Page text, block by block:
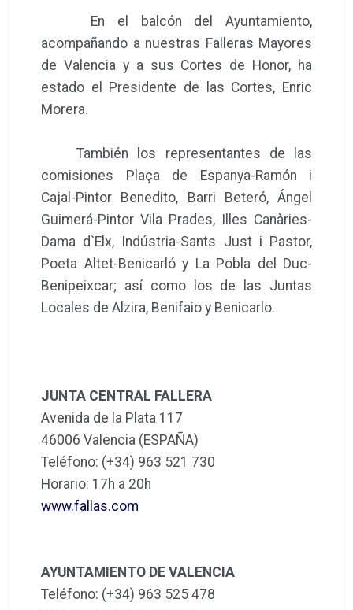
En el balcón del Ayuntamiento,
acompañando a nuestras Falleras Mayores
de Valencia y a sus Cortes de Honor, ha
estado el Presidente de las Cortes, Enric
Morera.
También los representantes de las
comisiones Plaça de Espanya-Ramón i
Cajal-Pintor Benedito, Barri Beteró, Ángel
Guimerá-Pintor Vila Prades, Illes Canàries-
Dama d`Elx, Indústria-Sants Just i Pastor,
Poeta Altet-Benicarló y La Pobla del Duc-
Benipeixcar; así como los de las Juntas
Locales de Alzira, Benifaio y Benicarlo.
JUNTA CENTRAL FALLERA
Avenida de la Plata 117
46006 Valencia (ESPAÑA)
Teléfono: (+34) 963 521 730
Horario: 17h a 20h
www.fallas.com
AYUNTAMIENTO DE VALENCIA
Teléfono: (+34) 963 525 478